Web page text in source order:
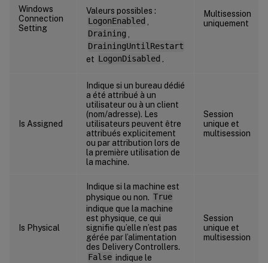
Windows
Connection
Setting
Multisession
uniquement
Valeurs possibles :
LogonEnabled
Draining
DrainingUntilRestart
et
LogonDisabled .
Is Assigned
Indique si un bureau dédié
a été attribué à un
utilisateur ou à un client
(nom/adresse). Les
utilisateurs peuvent être
attribués explicitement
ou par attribution lors de
la première utilisation de
la machine.
Session
unique et
multisession
Is Physical
Indique si la machine est
physique ou non. True
indique que la machine
est physique, ce qui
signifie qu’elle n’est pas
gérée par l’alimentation
des Delivery Controllers.
False indique le
Session
unique et
multisession